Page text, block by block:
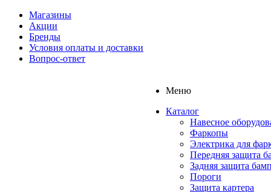
Магазины
Акции
Бренды
Условия оплаты и доставки
Вопрос-ответ
Меню
Каталог
Навесное
Фаркопы
Электрика для
Передняя защита
Задняя защита
Пороги
Защита картера